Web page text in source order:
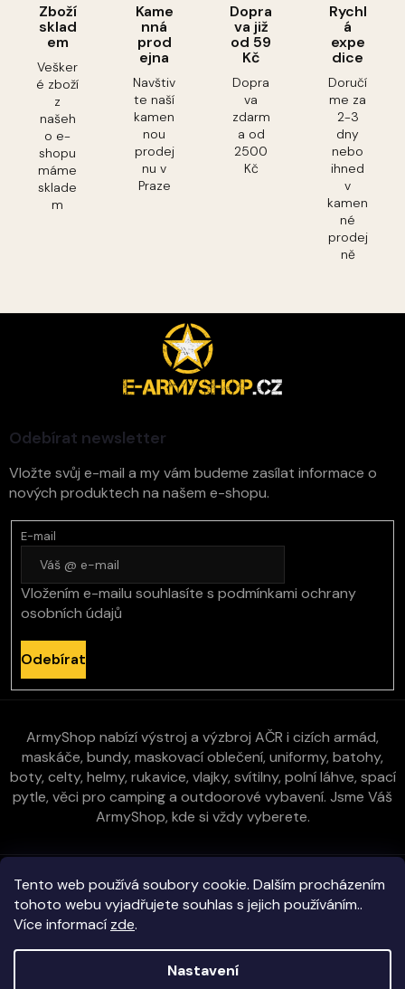
Tento web používá soubory cookie. Dalším procházením
tohoto webu vyjadřujete souhlas s jejich používáním..
Více informací zde.
Nastavení
Zboží
sklad
em
Vešker
é zboží
z
našeh
o e-
shopu
máme
sklade
m
Kame
nná
prod
ejna
Navštiv
te naší
kamen
nou
prodej
nu v
Praze
Dopra
va již
od 59
Kč
Dopra
va
zdarm
a od
2500
Kč
Rychl
á
expe
dice
Doručí
me za
2-3
dny
nebo
ihned
v
kamen
né
prodej
ně
Odebírat newsletter
Vložte svůj e-mail a my vám budeme zasílat informace o
nových produktech na našem e-shopu.
E-mail
Vložením e-mailu souhlasíte s podmínkami ochrany
osobních údajů
Odebírat
ArmyShop nabízí výstroj a výzbroj AČR i cizích armád,
maskáče, bundy, maskovací oblečení, uniformy, batohy,
boty, celty, helmy, rukavice, vlajky, svítilny, polní láhve, spací
pytle, věci pro camping a outdoorové vybavení. Jsme Váš
ArmyShop, kde si vždy vyberete.
Zákaznická péče
Vše o nákupu